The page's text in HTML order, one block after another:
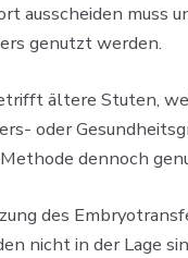
ausscheiden muss
genutzt werden.
ältere Stuten,
oder
dennoch
des
nicht in der Lage